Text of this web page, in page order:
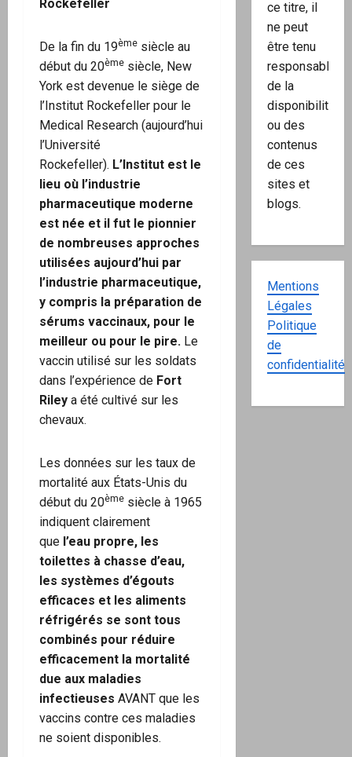
Rockefeller
De la fin du 19ème siècle au
début du 20ème siècle, New
York est devenue le siège de
l’Institut Rockefeller pour le
Medical Research (aujourd’hui
l’Université
Rockefeller). L’Institut est le
lieu où l’industrie
pharmaceutique moderne
est née et il fut le pionnier
de nombreuses approches
utilisées aujourd’hui par
l’industrie pharmaceutique,
y compris la préparation de
sérums vaccinaux, pour le
meilleur ou pour le pire. Le
vaccin utilisé sur les soldats
dans l’expérience de Fort
Riley a été cultivé sur les
chevaux.
Les données sur les taux de
mortalité aux États-Unis du
début du 20ème siècle à 1965
indiquent clairement
que l’eau propre, les
toilettes à chasse d’eau,
les systèmes d’égouts
efficaces et les aliments
réfrigérés se sont tous
combinés pour réduire
efficacement la mortalité
due aux maladies
infectieuses AVANT que les
vaccins contre ces maladies
ne soient disponibles.
ce titre, il
ne peut
être tenu
responsable
de la
disponibilité
ou des
contenus
de ces
sites et
blogs.
Mentions
Légales
Politique
de
confidentialité